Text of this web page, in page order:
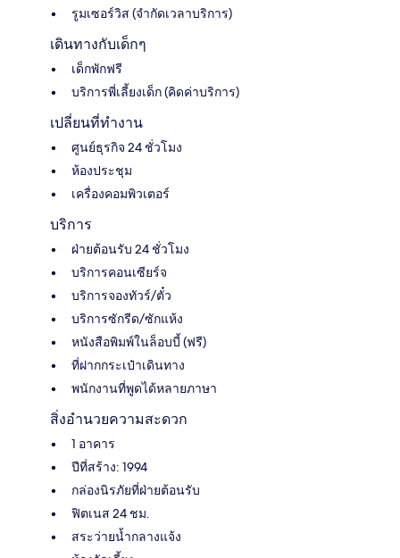
รูมเซอร์วิส (จำกัดเวลาบริการ)
เดินทางกับเด็กๆ
เด็กพักฟรี
บริการพี่เลี้ยงเด็ก (คิดค่าบริการ)
เปลี่ยนที่ทำงาน
ศูนย์ธุรกิจ 24 ชั่วโมง
ห้องประชุม
เครื่องคอมพิวเตอร์
บริการ
ฝ่ายต้อนรับ 24 ชั่วโมง
บริการคอนเซียร์จ
บริการจองทัวร์/ตั๋ว
บริการซักรีด/ซักแห้ง
หนังสือพิมพ์ในล็อบบี้ (ฟรี)
ที่ฝากกระเป๋าเดินทาง
พนักงานที่พูดได้หลายภาษา
สิ่งอำนวยความสะดวก
1 อาคาร
ปีที่สร้าง: 1994
กล่องนิรภัยที่ฝ่ายต้อนรับ
ฟิตเนส 24 ชม.
สระว่ายน้ำกลางแจ้ง